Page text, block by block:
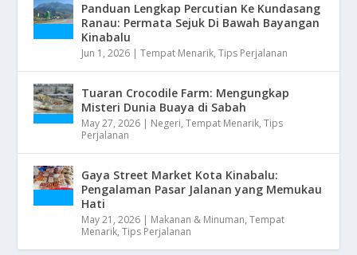
Panduan Lengkap Percutian Ke Kundasang
Ranau: Permata Sejuk Di Bawah Bayangan
Kinabalu
Jun 1, 2026 |Tempat Menarik,Tips Perjalanan
Tuaran Crocodile Farm: Mengungkap
Misteri Dunia Buaya di Sabah
May 27, 2026 Negeri,Tempat Menarik,Tips
Perjalanan
Gaya Street Market Kota Kinabalu:
Pengalaman Pasar Jalanan yang Memukau
Hati
May 21, 2026 Makanan & Minuman,Tempat
Menarik,Tips Perjalanan